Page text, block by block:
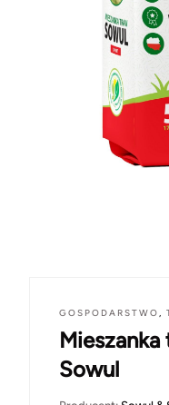
GOSPODARSTWO,
Sowul